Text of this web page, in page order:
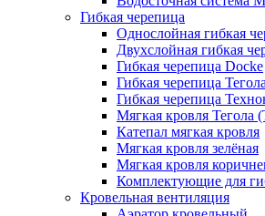
Гибкая черепица
Однослойная гибкая
Двухслойная гибкая
Гибкая черепица Docke
Гибкая черепица Тегола
Гибкая черепица
Мягкая кровля Тегола
Катепал мягкая кровля
Мягкая кровля зелёная
Мягкая кровля
Комплектующие для
Кровельная вентиляция